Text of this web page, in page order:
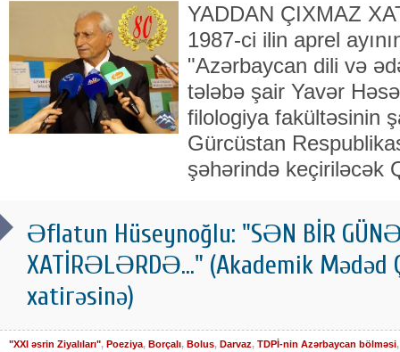
YADDAN ÇIXMAZ
1987-ci ilin aprel
"Azərbaycan dili və
tələbə şair Yavər
filologiya fakültəsinin
Gürcüstan
şəhərində keçiriləcək
Əflatun Hüseynoğlu: "SƏN BİR
XATİRƏLƏRDƏ..." (Akademik Mədəd
xatirəsinə)
"XXI əsrin Ziyalıları", Poeziya, Borçalı, Bolus, Darvaz, TDPİ-nin Azərbaycan bölməsi